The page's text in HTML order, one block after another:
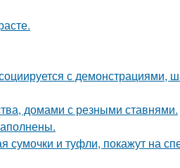
с демонстрациями,
домами с резными ставнями.
и туфли, покажут на